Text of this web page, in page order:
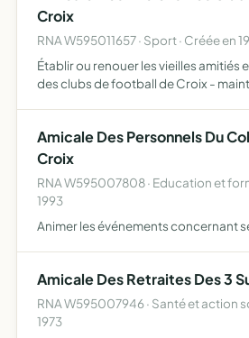
Croix
RNA W595011657 · Sport · Créée en
Établir ou renouer les vieilles amitiés
des clubs de football de Croix -
Amicale Des Personnels Du
Croix
RNA W595007808 · Education et
1993
Animer les événements concernant
Amicale Des Retraites Des 3
RNA W595007946 · Santé et action
1973